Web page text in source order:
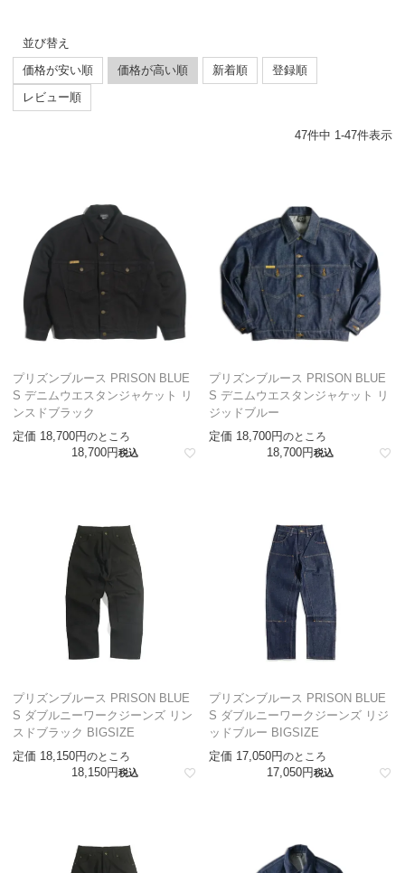
並び替え
価格が安い順
価格が高い順 新着順
登録順
レビュー順
47件中 1-47件表示
プリズンブルース PRISON BLUE
S デニムウエスタンジャケット リ
ンスドブラック
定価 18,700 のところ
18,700 税込
プリズンブルース PRISON BLUE
S デニムウエスタンジャケット リ
ジッドブルー
定価 18,700 のところ
18,700 税込
プリズンブルース PRISON BLUE
S ダブルニーワークジーンズ リン
スドブラック BIGSIZE
定価 18,150 のところ
18,150 税込
プリズンブルース PRISON BLUE
S ダブルニーワークジーンズ リジ
ッドブルー BIGSIZE
定価 17,050 のところ
17,050 税込